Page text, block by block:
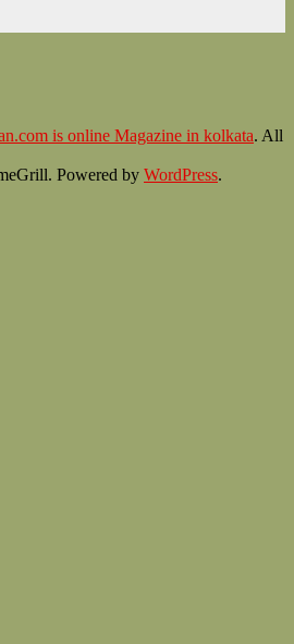
is online Magazine in kolkata. All
Powered by WordPress.